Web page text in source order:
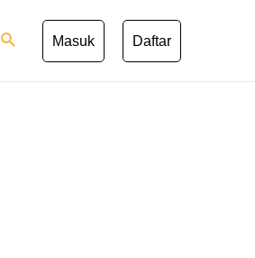
Search Masuk Daftar